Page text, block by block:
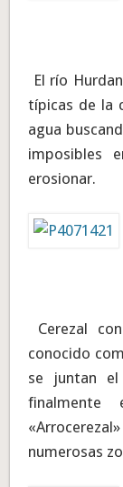
El río
típicas de la
agua
imposibles
erosionar.
Cerezal
conocido
se juntan
numerosas